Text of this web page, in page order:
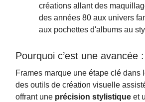
créations allant des
des années 80 aux univers
aux pochettes d'albums au
Pourquoi c’est une avancée :
Frames marque une étape clé dans
des outils de création visuelle
offrant une précision stylistique et